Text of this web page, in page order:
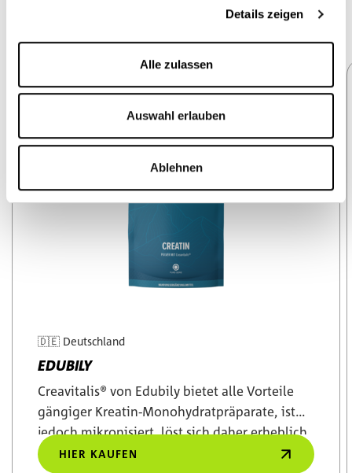
Details zeigen
Alle zulassen
Auswahl erlauben
Ablehnen
🇩🇪 Deutschland
EDUBILY
Creavitalis® von Edubily bietet alle Vorteile
gängiger Kreatin-Monohydratpräparate, ist
jedoch mikronisiert, löst sich daher erheblich
besser auf.
HIER KAUFEN